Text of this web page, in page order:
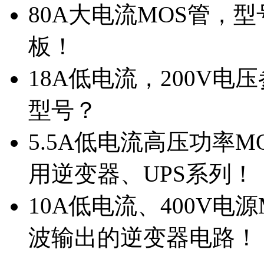
80A大电流MOS管，
板！
18A低电流，200V电
型号？
5.5A低电流高压功率
用逆变器、UPS系列！
10A低电流、400V电
波输出的逆变器电路！